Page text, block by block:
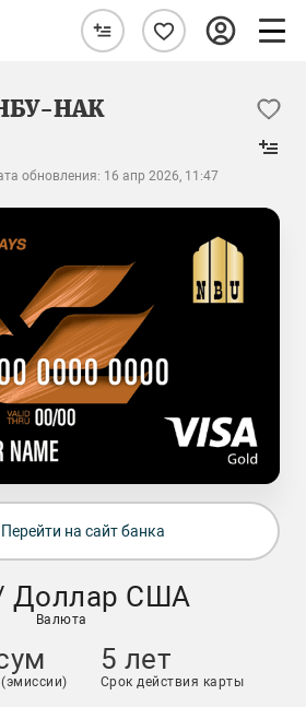
НАК
обновления: 16 апр 2026, 11:47
Перейти на сайт банка
Доллар США
Валюта
5 лет
Срок действия карты